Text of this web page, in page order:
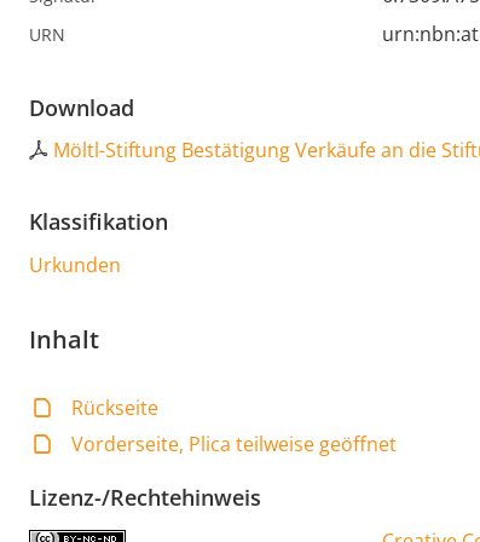
URN
Download
Möltl-Stiftung Bestätigung Verkäufe an die
Klassifikation
Urkunden
Inhalt
Rückseite
Vorderseite, Plica teilweise geöffnet
Lizenz-/Rechtehinweis